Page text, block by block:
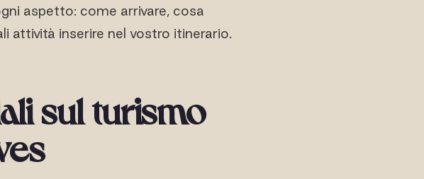
aspetto: come arrivare, cosa
attività inserire nel vostro itinerario.
sul turismo